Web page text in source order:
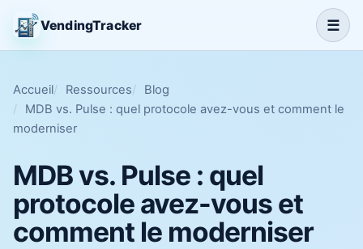
VendingTracker ☰
Accueil Ressources
Blog
MDB vs. Pulse : quel protocole avez-vous et comment le
moderniser
MDB vs. Pulse : quel
protocole avez-vous et
comment le moderniser